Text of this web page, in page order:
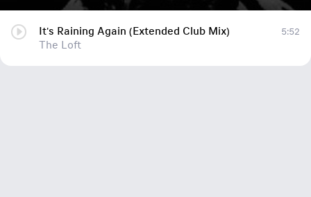
It's Raining Again (Extended Club Mix)
The Loft
5:52